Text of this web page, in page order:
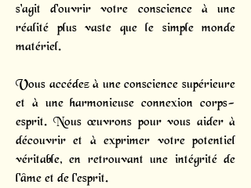
s'agit d'ouvrir votre conscience à une
réalité plus vaste que le simple monde
matériel.
Vous accédez à une conscience supérieure
et à une harmonieuse connexion corps-
esprit. Nous œuvrons pour vous aider à
découvrir et à exprimer votre potentiel
véritable, en retrouvant une intégrité de
l'âme et de l'esprit.